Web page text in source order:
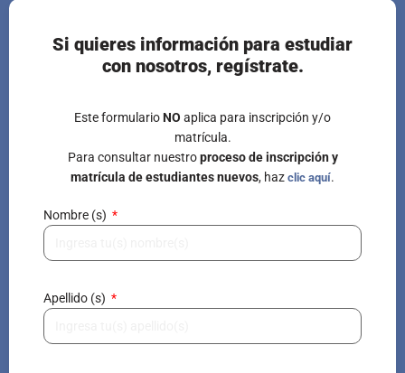
Si quieres información para estudiar
con nosotros, regístrate.
Este formularioNO aplica para inscripción y/o
matrícula.
Para consultar nuestroproceso de inscripción y
matrícula de estudiantes nuevos, haz clic aquí.
Nombre (s)
Apellido (s)